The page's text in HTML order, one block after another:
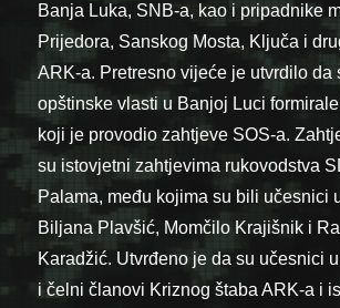
Banja Luka, SNB-a, kao i pripadnike
Prijedora, Sanskog Mosta, Ključa i
ARK-a. Pretresno vijeće je utvrdilo da
opštinske vlasti u Banjoj Luci
koji je provodio zahtjeve SOS-a.
su istovjetni zahtjevima rukovodstva
Palama, među kojima su bili učesnici
Biljana Plavšić, Momčilo Krajišnik i
Karadžić. Utvrđeno je da su učesnici
i čelni članovi Kriznog štaba ARK-a i